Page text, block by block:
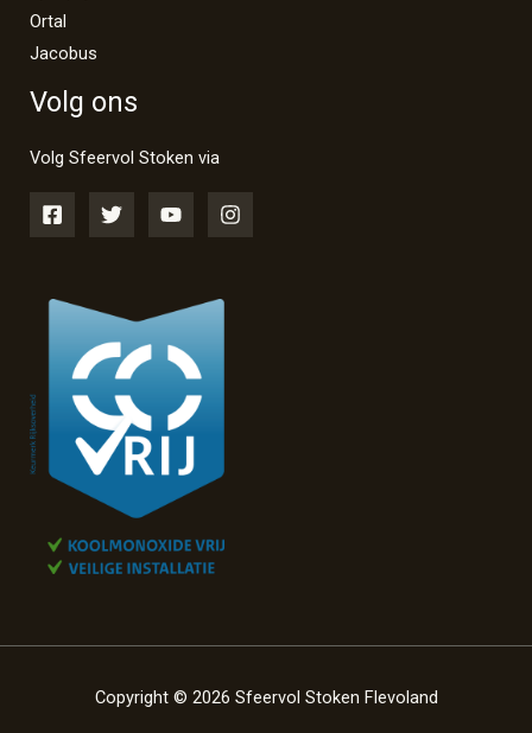
Ortal
Jacobus
Volg ons
Volg Sfeervol Stoken via
Copyright © 2026 Sfeervol Stoken Flevoland